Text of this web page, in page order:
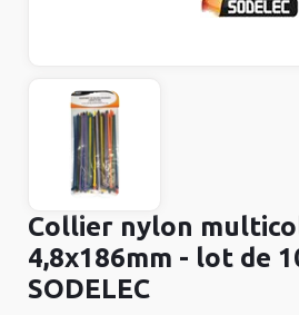
Collier nylon
4,8x186mm - lot de
SODELEC